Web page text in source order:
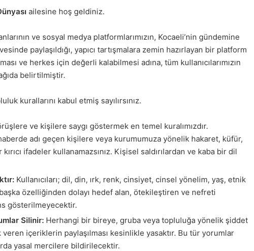
ailesine hoş geldiniz.
ve sosyal medya platformlarımızın, Kocaeli’nin gündemine
paylaşıldığı, yapıcı tartışmalara zemin hazırlayan bir platform
ve herkes için değerli kalabilmesi adına, tüm kullanıcılarımızın
belirtilmiştir.
kurallarını kabul etmiş sayılırsınız.
ve kişilere saygı göstermek en temel kuralımızdır.
adı geçen kişilere veya kurumumuza yönelik hakaret, küfür,
ifadeler kullanamazsınız. Kişisel saldırılardan ve kaba bir dil
Kullanıcıları; dil, din, ırk, renk, cinsiyet, cinsel yönelim, yaş, etnik
özelliğinden dolayı hedef alan, ötekileştiren ve nefreti
gösterilmeyecektir.
Silinir: Herhangi bir bireye, gruba veya topluluğa yönelik şiddet
veren içeriklerin paylaşılması kesinlikle yasaktır. Bu tür yorumlar
yasal mercilere bildirilecektir.